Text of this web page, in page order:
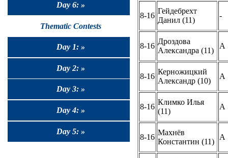
Day 6: »
Thematic Contests
Day 1: »
Day 2: »
Day 3: »
Day 4: »
Day 5: »
8-16
Гейдебрехт
Данил (11)
-
8-16
Дроздова
Александра (11)
A
8-16
Керножицкий
Александр (10)
A
8-16
Климко Илья
(11)
A
8-16
Махнёв
Константин (11)
A